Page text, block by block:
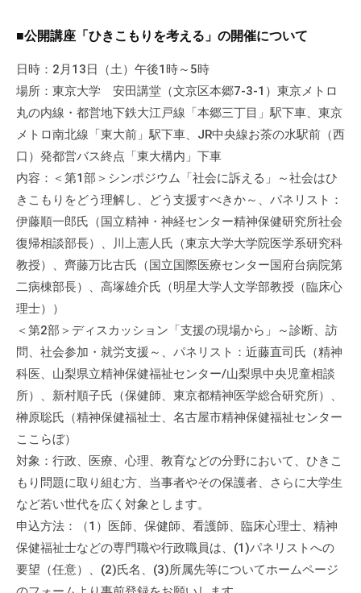
■公開講座「ひきこもりを考える」の開催について
日時：2月13日（土）午後1時～5時
場所：東京大学 安田講堂（文京区本郷7-3-1）東京メトロ
丸の内線・都営地下鉄大江戸線「本郷三丁目」駅下車、東京
メトロ南北線「東大前」駅下車、JR中央線お茶の水駅前（西
口）発都営バス終点「東大構内」下車
内容：＜第1部＞シンポジウム「社会に訴える」～社会はひ
きこもりをどう理解し、どう支援すべきか～、パネリスト：
伊藤順一郎氏（国立精神・神経センター精神保健研究所社会
復帰相談部長）、川上憲人氏（東京大学大学院医学系研究科
教授）、齊藤万比古氏（国立国際医療センター国府台病院第
二病棟部長）、高塚雄介氏（明星大学人文学部教授（臨床心
理士））
＜第2部＞ディスカッション「支援の現場から」～診断、訪
問、社会参加・就労支援～、パネリスト：近藤直司氏（精神
科医、山梨県立精神保健福祉センター/山梨県中央児童相談
所）、新村順子氏（保健師、東京都精神医学総合研究所）、
榊原聡氏（精神保健福祉士、名古屋市精神保健福祉センター
ここらぼ）
対象：行政、医療、心理、教育などの分野において、ひきこ
もり問題に取り組む方、当事者やその保護者、さらに大学生
など若い世代を広く対象とします。
申込方法：（1）医師、保健師、看護師、臨床心理士、精神
保健福祉士などの専門職や行政職員は、(1)パネリストへの
要望（任意）、(2)氏名、(3)所属先等についてホームページ